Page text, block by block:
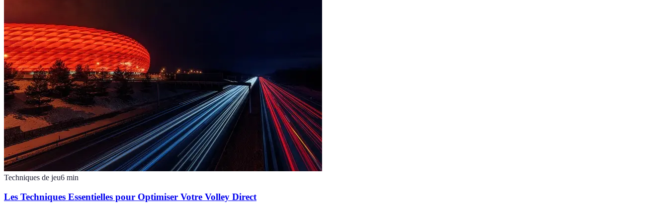
Techniques de jeu6 min
Les Techniques Essentielles pour Optimiser Votre Volley Direct